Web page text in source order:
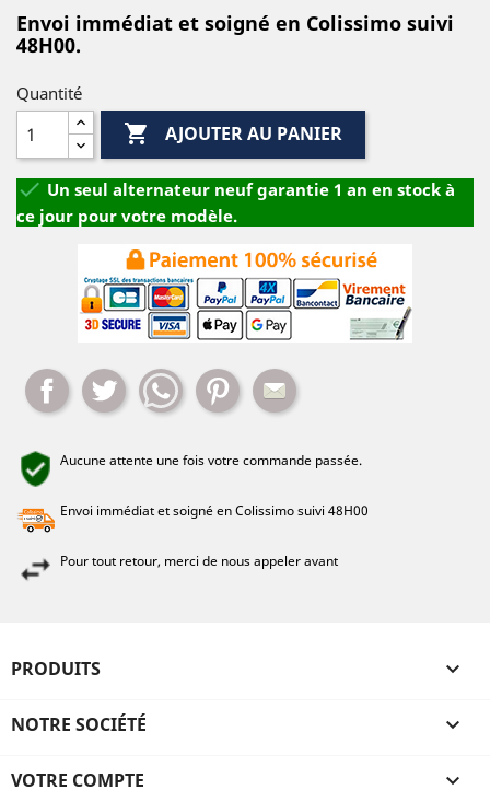
Envoi immédiat et soigné en Colissimo suivi
48H00.
Quantité
 AJOUTER AU PANIER
 Un seul alternateur neuf garantie 1 an en stock à
ce jour pour votre modèle.
Partager Tweet WhatsappPinterest
Aucune attente une fois votre commande passée.
Envoi immédiat et soigné en Colissimo suivi 48H00
Pour tout retour, merci de nous appeler avant
PRODUITS 
NOTRE SOCIÉTÉ 
VOTRE COMPTE 